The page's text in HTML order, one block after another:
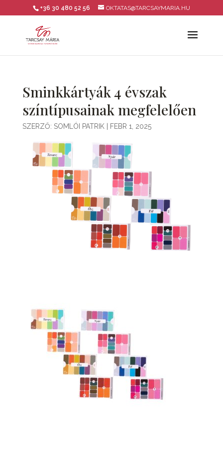
+36 30 480 52 56 OKTATAS@TARCSAYMARIA.HU
Sminkkártyák 4 évszak
színtípusainak megfelelően
SZERZŐ: SOMLÓI PATRIK| FEBR 1, 2025